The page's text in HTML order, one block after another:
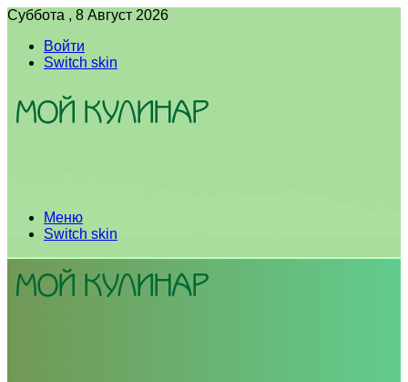
Суббота , 8 Август 2026
Войти
Switch skin
Меню
Switch skin